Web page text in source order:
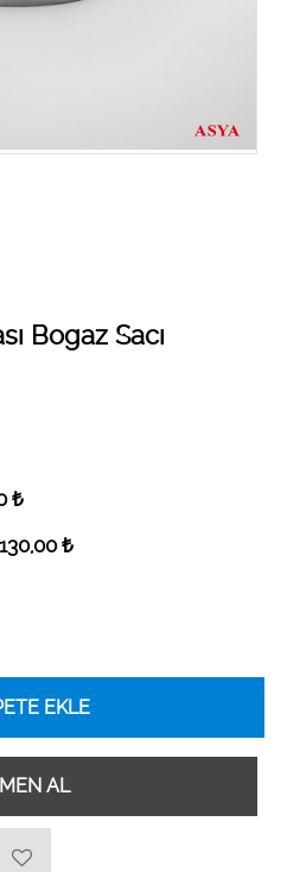
Bogaz Sacı
₺
130,00₺
AL